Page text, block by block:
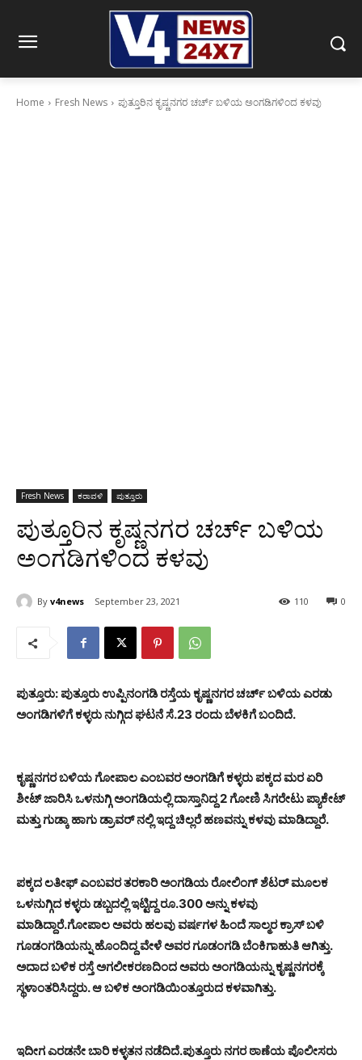
Home Fresh News ಪುತ್ತೂರಿನ ಕೃಷ್ಣನಗರ ಚರ್ಚ್ ಬಳಿಯ ಅಂಗಡಿಗಳಿಂದ ಕಳವು
Fresh News ಕರಾವಳಿ ಪುತ್ತೂರು
ಪುತ್ತೂರಿನ ಕೃಷ್ಣನಗರ ಚರ್ಚ್ ಬಳಿಯ
ಅಂಗಡಿಗಳಿಂದ ಕಳವು
By v4news September 23, 2021 0
110
ಪುತ್ತೂರು: ಪುತ್ತೂರು ಉಪ್ಪಿನಂಗಡಿ ರಸ್ತೆಯ ಕೃಷ್ಣನಗರ ಚರ್ಚ್ ಬಳಿಯ ಎರಡು
ಅಂಗಡಿಗಳಿಗೆ ಕಳ್ಳರು ನುಗ್ಗಿದ ಘಟನೆ ಸೆ.23 ರಂದು ಬೆಳಕಿಗೆ ಬಂದಿದೆ.
ಕೃಷ್ಣನಗರ ಬಳಿಯ ಗೋಪಾಲ ಎಂಬವರ ಅಂಗಡಿಗೆ ಕಳ್ಳರು ಪಕ್ಕದ ಮರ ಏರಿ
ಶೀಟ್ ಜಾರಿಸಿ ಒಳನುಗ್ಗಿ ಅಂಗಡಿಯಲ್ಲಿ ದಾಸ್ತಾನಿದ್ದ 2 ಗೋಣಿ ಸಿಗರೇಟು ಪ್ಯಾಕೇಟ್
ಮತ್ತು ಗುಡ್ಕಾ ಹಾಗು ಡ್ರಾವರ್ ನಲ್ಲಿ ಇದ್ದ ಚಿಲ್ಲರೆ ಹಣವನ್ನು ಕಳವು ಮಾಡಿದ್ದಾರೆ.
ಪಕ್ಕದ ಲತೀಫ್ ಎಂಬವರ ತರಕಾರಿ ಅಂಗಡಿಯ ರೋಲಿಂಗ್ ಶೆಟರ್ ಮೂಲಕ
ಒಳನುಗ್ಗಿದ ಕಳ್ಳರು ಡಬ್ಬದಲ್ಲಿ ಇಟ್ಟಿದ್ದ ರೂ.300 ಅನ್ನು ಕಳವು
ಮಾಡಿದ್ದಾರೆ.ಗೋಪಾಲ ಅವರು ಹಲವು ವರ್ಷಗಳ ಹಿಂದೆ ಸಾಲ್ಮರ ಕ್ರಾಸ್ ಬಳಿ
ಗೂಡಂಗಡಿಯನ್ನು ಹೊಂದಿದ್ದ ವೇಳೆ ಅವರ ಗೂಡಂಗಡಿ ಬೆಂಕಿಗಾಹುತಿ ಆಗಿತ್ತು.
ಅದಾದ ಬಳಿಕ ರಸ್ತೆ ಅಗಲೀಕರಣದಿಂದ ಅವರು ಅಂಗಡಿಯನ್ನು ಕೃಷ್ಣನಗರಕ್ಕೆ
ಸ್ಥಳಾಂತರಿಸಿದ್ದರು. ಆ ಬಳಿಕ ಅಂಗಡಿಯಿಂತ್ತೂರುದ ಕಳವಾಗಿತ್ತು.
ಇದೀಗ ಎರಡನೇ ಬಾರಿ ಕಳ್ಳತನ ನಡೆದಿದೆ.ಪುತ್ತೂರು ನಗರ ಠಾಣೆಯ ಪೊಲೀಸರು